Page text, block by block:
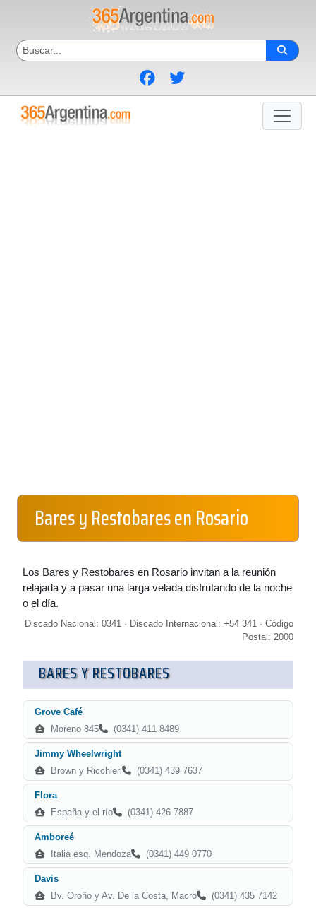
Bares y Restobares en Rosario
Los Bares y Restobares en Rosario invitan a la reunión
relajada y a pasar una larga velada disfrutando de la noche
o el día.
Discado Nacional: 0341 · Discado Internacional: +54 341 · Código
Postal: 2000
BARES Y RESTOBARES
Grove Café
Moreno 845
(0341) 411 8489
Jimmy Wheelwright
Brown y Ricchieri
(0341) 439 7637
Flora
España y el río
(0341) 426 7887
Amboreé
Italia esq. Mendoza
(0341) 449 0770
Davis
Bv. Oroño y Av. De la Costa, Macro
(0341) 435 7142